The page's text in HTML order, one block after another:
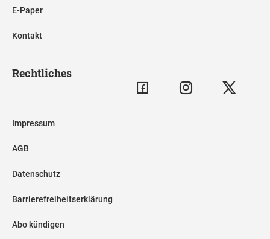
E-Paper
Kontakt
Rechtliches
Impressum
AGB
Datenschutz
Barrierefreiheitserklärung
Abo kündigen